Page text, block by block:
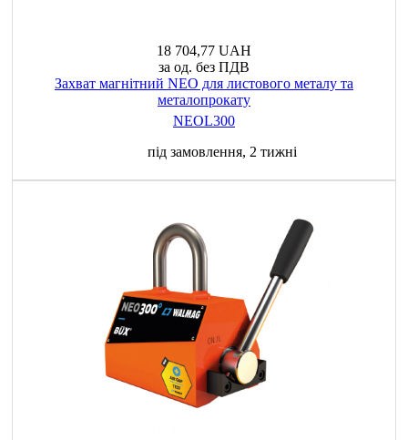
18 704,77 UAH
за од. без ПДВ
Захват магнітний NEO для листового металу та
металопрокату
NEOL300
під замовлення, 2 тижні